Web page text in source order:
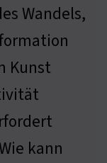
Wandels,
Kunst
kann